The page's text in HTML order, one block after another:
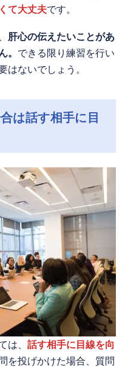
て大丈夫です。
肝心の伝えたいことがあ
。 できる限り練習を行い
はないでしょう。
は話す相手に目
は、 話す相手に目線を向
を投げかけた場合、質問